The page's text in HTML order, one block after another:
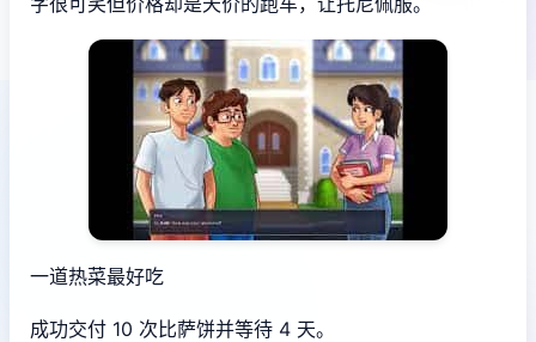
一道热菜最好吃
成功交付 10 次比萨饼并等待 4 天。